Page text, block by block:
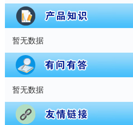
暂无数据
暂无数据